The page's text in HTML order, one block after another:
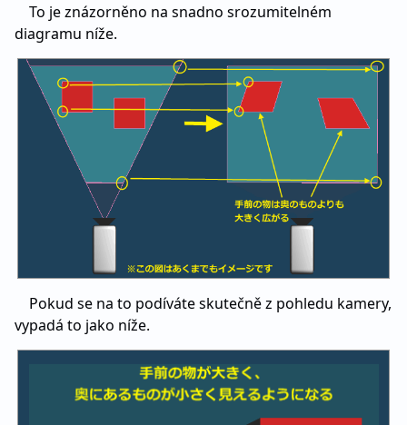
To je znázorněno na snadno srozumitelném
diagramu níže.
Pokud se na to podíváte skutečně z pohledu kamery,
vypadá to jako níže.